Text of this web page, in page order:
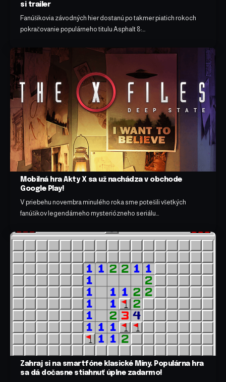
si trailer
Fanúšikovia závodných hier dostanú po takmer piatich rokoch
pokračovanie populárneho titulu Asphalt 8:…
Mobilná hra Akty X sa už nachádza v obchode
Google Play!
V priebehu novembra minulého roka sme potešili všetkých
fanúšikov legendárneho mysteriózneho seriálu…
Zahraj si na smartfóne klasické Míny. Populárna hra
sa dá dočasne stiahnuť úplne zadarmo!